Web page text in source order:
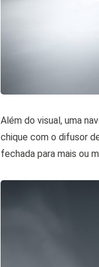
Além do visual, uma
chique com o difusor
fechada para mais ou